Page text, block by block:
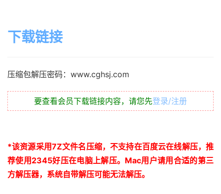
下载链接
压缩包解压密码：www.cghsj.com
要查看会员下载链接内容，请您先登录/注册
*该资源采用7Z文件名压缩，不支持在百度云在线解压，推
荐使用2345好压在电脑上解压。 Mac用户请用合适的第三
方解压器，系统自带解压可能无法解压。